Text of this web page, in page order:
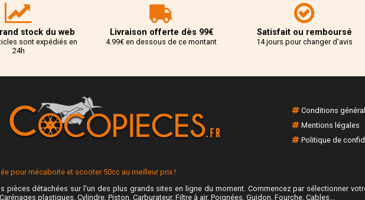
stock du web
sont expédiés en
24h
Livraison offerte dès 99€
4.99€ en dessous de ce montant
Satisfait ou remboursé
14 jours pour changer d'avis
Conditions
Mentions légales
Politique de
pour mécaboite et scooter 50cc au meilleur prix !
pièces détachées sur l'un des plus grands sites en ligne du moment. Commencez par sélectionner
plastiques, Cylindre, Piston, Carburateur, Filtre à air, Poignées, Guidon, Fourche, Cables...